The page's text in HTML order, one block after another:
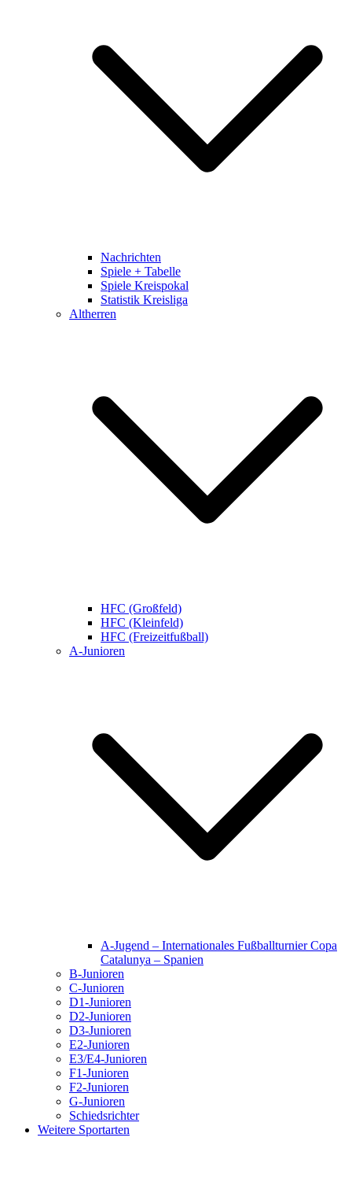
Nachrichten
Spiele + Tabelle
Spiele Kreispokal
Statistik Kreisliga
Altherren
HFC (Großfeld)
HFC (Kleinfeld)
HFC (Freizeitfußball)
A-Junioren
A-Jugend – Internationales Fußballturnier Copa
Catalunya – Spanien
B-Junioren
C-Junioren
D1-Junioren
D2-Junioren
D3-Junioren
E2-Junioren
E3/E4-Junioren
F1-Junioren
F2-Junioren
G-Junioren
Schiedsrichter
Weitere Sportarten